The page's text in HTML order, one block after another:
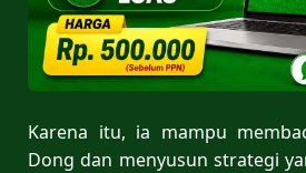
Karena itu, ia mampu
Dong dan menyusun strategi